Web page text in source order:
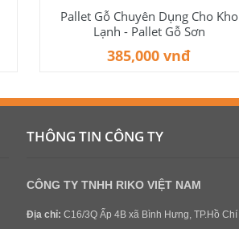
Pallet Gỗ Chuyên Dụng Cho Kho
Lạnh - Pallet Gỗ Sơn
385,000 vnđ
THÔNG TIN CÔNG TY
CÔNG TY TNHH RIKO VIỆT NAM
Địa chỉ: C16/3Q Ấp 4B xã Bình Hưng, TP.Hồ Chí